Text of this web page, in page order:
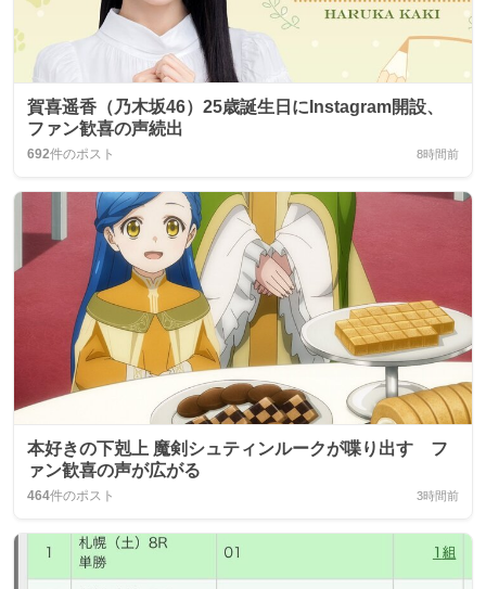
賀喜遥香（乃木坂46）25歳誕生日にInstagram開設、
ファン歓喜の声続出
692件のポスト 8時間前
本好きの下剋上 魔剣シュティンルークが喋り出す フ
ァン歓喜の声が広がる
464件のポスト 3時間前